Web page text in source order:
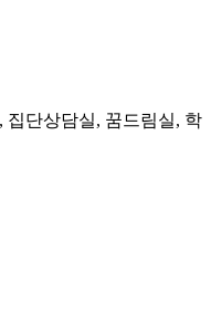
집단상담실, 꿈드림실, 학